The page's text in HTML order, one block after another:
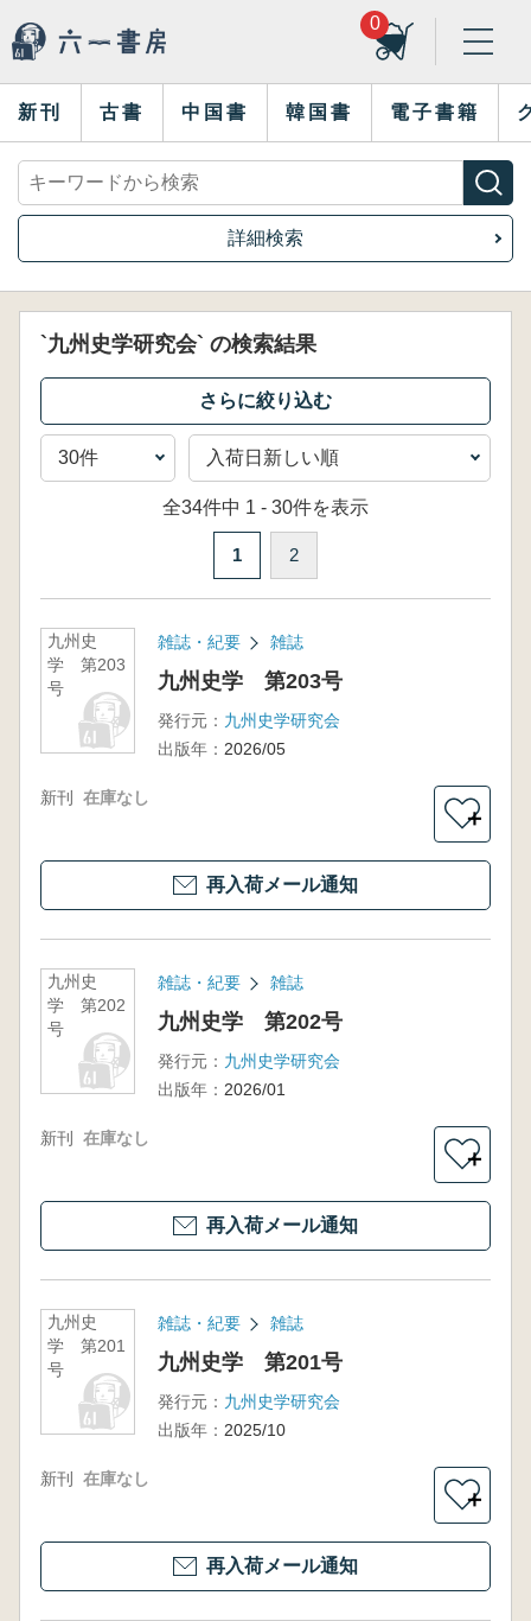
0
新刊 古書 中国書 韓国書 電子書籍
詳細検索
`九州史学研究会` の検索結果
全34件中 1 - 30件を表示
1 2
九州史
学 第203
号
雑誌・紀要 雑誌
九州史学 第203号
発行元： 九州史学研究会
出版年： 2026/05
新刊 在庫なし
＋
再入荷メール通知
九州史
学 第202
号
雑誌・紀要 雑誌
九州史学 第202号
発行元： 九州史学研究会
出版年： 2026/01
新刊 在庫なし
＋
再入荷メール通知
九州史
学 第201
号
雑誌・紀要 雑誌
九州史学 第201号
発行元： 九州史学研究会
出版年： 2025/10
新刊 在庫なし
＋
再入荷メール通知